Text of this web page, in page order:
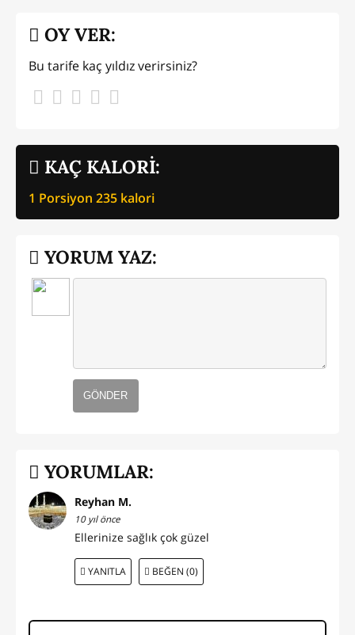
KAÇ KALORİ:
1 Porsiyon 235 kalori
OY VER:
Bu tarife kaç yıldız verirsiniz?
YORUM YAZ:
GÖNDER
YORUMLAR:
Reyhan M.
10 yıl önce
Ellerinize sağlık çok güzel
YANITLA BEĞEN (0)